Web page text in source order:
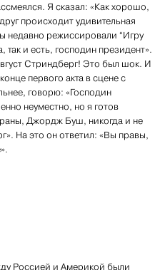
Я сказал: «Как хорошо,
происходит удивительная
недавно режиссировали “Игру
так и есть, господин президент».
Стриндберг! Это был шок. И
первого акта в сцене с
говорю: «Господин
неуместно, но я готов
Джордж Буш, никогда и не
На это он ответил: «Вы правы,
Россией и Америкой были